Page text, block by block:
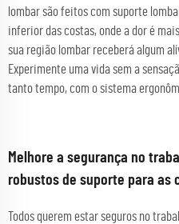
lombar são feitos com suporte
inferior das costas, onde a dor é
sua região lombar receberá algum
Experimente uma vida sem a
tanto tempo, com o sistema
Melhore a segurança no
robustos de suporte para as
Todos querem estar seguros no